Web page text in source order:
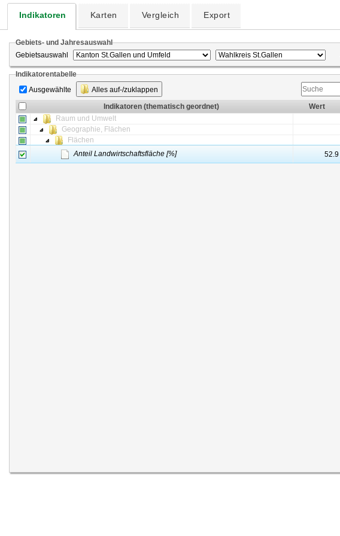
Indikatoren Karten Vergleich Export
Gebiets- und Jahresauswahl
Gebietsauswahl
Indikatorentabelle
Ausgewählte
Alles auf-/zuklappen
Indikatoren (thematisch geordnet) Wert
Raum und Umwelt
Geographie, Flächen
Flächen
Anteil Landwirtschaftsfläche [%]
52.9